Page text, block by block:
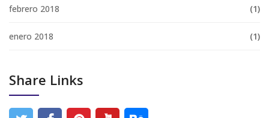
febrero 2018 (1)
enero 2018 (1)
Share Links